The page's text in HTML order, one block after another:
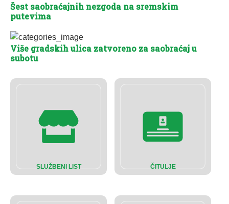
SLUŽBENI LIST ČITULJE
Šest saobraćajnih nezgoda na sremskim
putevima
Više gradskih ulica zatvoreno za saobraćaj u
subotu